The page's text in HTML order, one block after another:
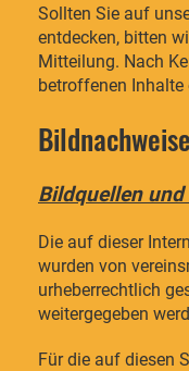
Sollten Sie auf
entdecken, bitten
Mitteilung. Nach
betroffenen Inhalte
Bildnachweise
Bildquellen
Die auf dieser
wurden von
urheberrechtlich
weitergegeben
Für die auf diesen